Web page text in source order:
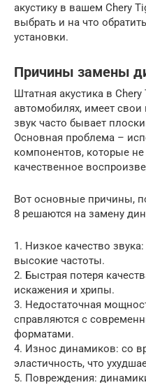
акустику в вашем Chery
выбрать и на что
установки.
Причины замены
Штатная акустика в
автомобилях, имеет свои
звук часто бывает
Основная проблема –
компонентов, которые
качественное
Вот основные причины,
8 решаются на замену
1. Низкое качество
высокие частоты.
2. Быстрая потеря
искажения и хрипы.
3. Недостаточная
справляются с
форматами.
4. Износ динамиков: со
эластичность, что
5. Повреждения: